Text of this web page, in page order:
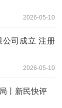
2026-05-10
公司成立 注册
2026-05-10
丨新民快评